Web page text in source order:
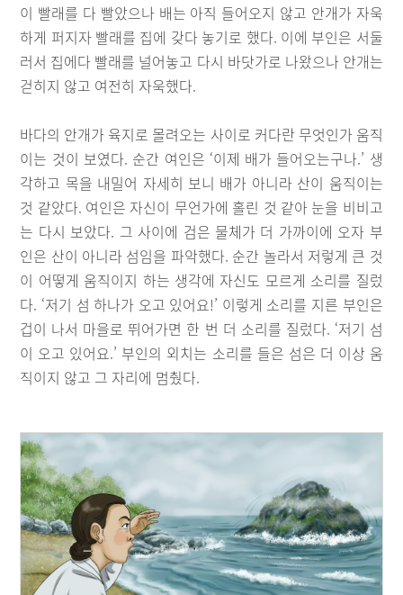
이 빨래를 다 빨았으나 배는 아직 들어오지 않고 안개가 자욱
하게 퍼지자 빨래를 집에 갖다 놓기로 했다. 이에 부인은 서둘
러서 집에다 빨래를 널어놓고 다시 바닷가로 나왔으나 안개는
걷히지 않고 여전히 자욱했다.
바다의 안개가 육지로 몰려오는 사이로 커다란 무엇인가 움직
이는 것이 보였다. 순간 여인은 ‘이제 배가 들어오는구나.’ 생
각하고 목을 내밀어 자세히 보니 배가 아니라 산이 움직이는
것 같았다. 여인은 자신이 무언가에 홀린 것 같아 눈을 비비고
는 다시 보았다. 그 사이에 검은 물체가 더 가까이에 오자 부
인은 산이 아니라 섬임을 파악했다. 순간 놀라서 저렇게 큰 것
이 어떻게 움직이지 하는 생각에 자신도 모르게 소리를 질렀
다. ‘저기 섬 하나가 오고 있어요!’ 이렇게 소리를 지른 부인은
겁이 나서 마을로 뛰어가면 한 번 더 소리를 질렀다. ‘저기 섬
이 오고 있어요.’ 부인의 외치는 소리를 들은 섬은 더 이상 움
직이지 않고 그 자리에 멈췄다.